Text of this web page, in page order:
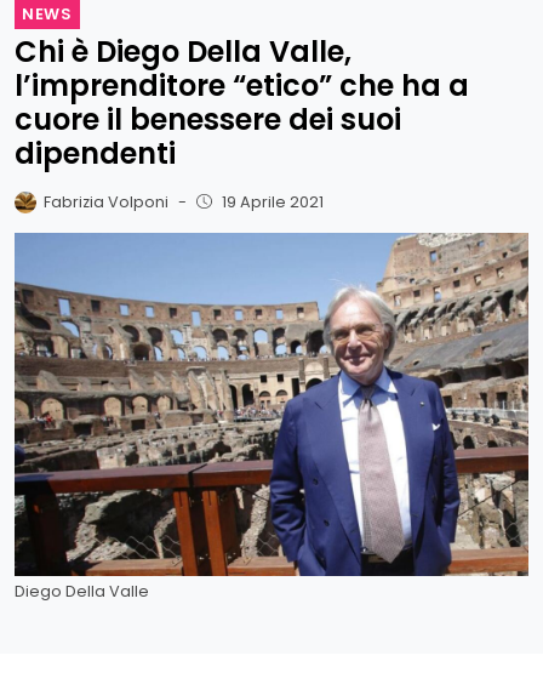
NEWS
Chi è Diego Della Valle,
l’imprenditore “etico” che ha a
cuore il benessere dei suoi
dipendenti
Fabrizia Volponi - 19 Aprile 2021
Diego Della Valle